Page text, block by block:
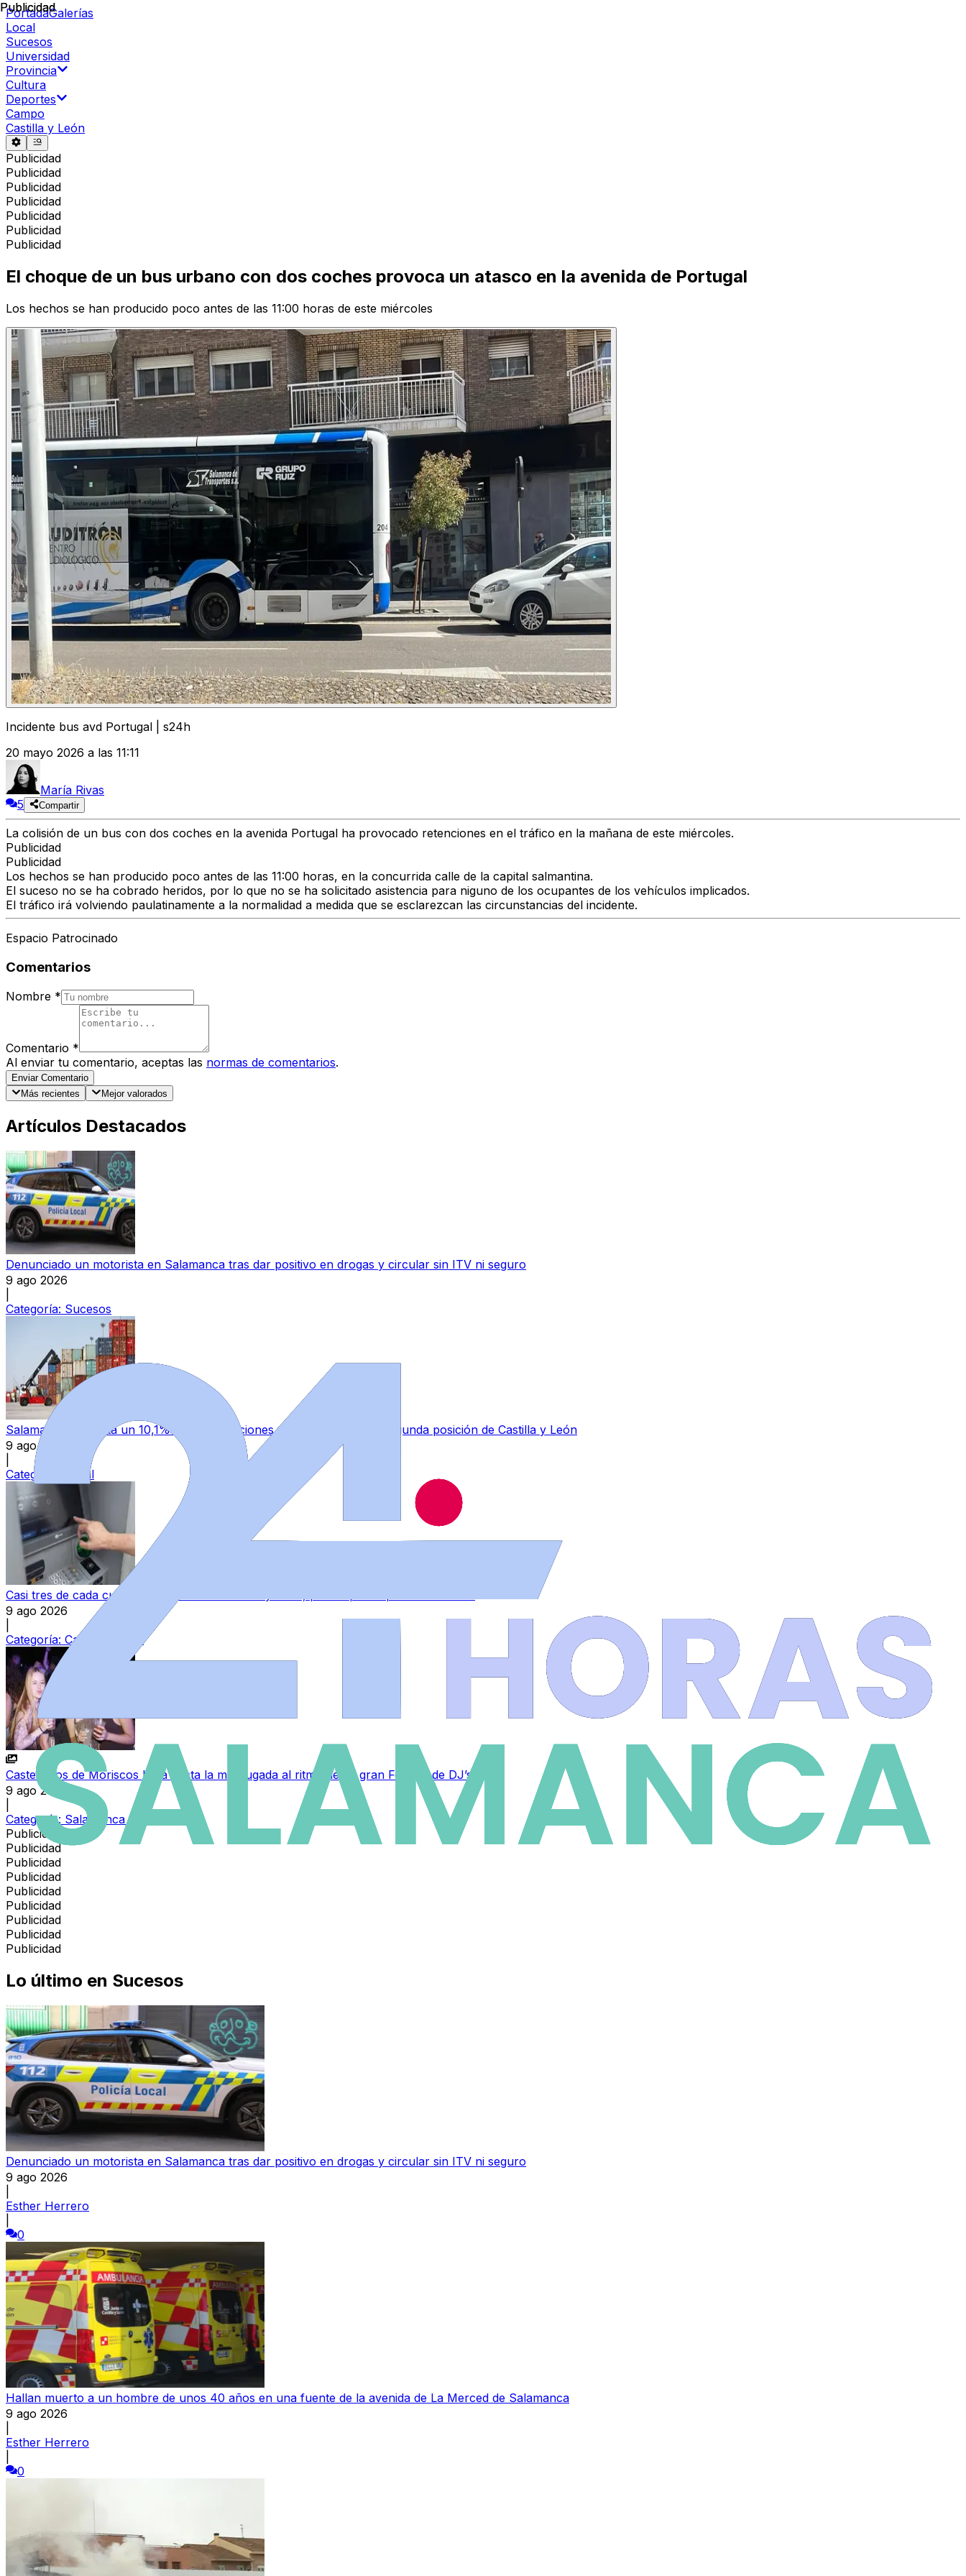
PortadaGalerías
Local
Sucesos
Universidad
Provincia
Cultura
Deportes
Campo
Castilla y León
Publicidad
Publicidad
Publicidad
Publicidad
Publicidad
Publicidad
Publicidad
Publicidad
El choque de un bus urbano con dos coches provoca un atasco en la avenida de Portugal
Los hechos se han producido poco antes de las 11:00 horas de este miércoles
Incidente bus avd Portugal | s24h
20 mayo 2026 a las 11:11
María Rivas
5
Compartir
La colisión de un bus con dos coches en la avenida Portugal ha provocado retenciones en el tráfico en la mañana de este miércoles.
Publicidad
Publicidad
Los hechos se han producido poco antes de las 11:00 horas, en la concurrida calle de la capital salmantina.
El suceso no se ha cobrado heridos, por lo que no se ha solicitado asistencia para niguno de los ocupantes de los vehículos implicados.
El tráfico irá volviendo paulatinamente a la normalidad a medida que se esclarezcan las circunstancias del incidente.
Espacio Patrocinado
Comentarios
Nombre *
Comentario *
Al enviar tu comentario, aceptas las normas de comentarios.
Enviar Comentario
Más recientes
Mejor valorados
Artículos Destacados
Denunciado un motorista en Salamanca tras dar positivo en drogas y circular sin ITV ni seguro
9 ago 2026
Categoría: Sucesos
Salamanca aumenta un 10,1% sus exportaciones y permanece en la segunda posición de Castilla y León
9 ago 2026
Categoría:
Local
Casi tres de cada cuatro ciudadanos de Castilla y León, preocupados por sus ahorros
9 ago 2026
Categoría: Castilla y León
Castellanos de Moriscos baila hasta la madrugada al ritmo de su gran Festival de DJ’s
9 ago 2026
Categoría: Salamanca de Noche
Publicidad
Publicidad
Publicidad
Publicidad
Publicidad
Publicidad
Publicidad
Publicidad
Publicidad
Lo último en Sucesos
Denunciado un motorista en Salamanca tras dar positivo en drogas y circular sin ITV ni seguro
9 ago 2026
Esther Herrero
0
Hallan muerto a un hombre de unos 40 años en una fuente de la avenida de La Merced de Salamanca
9 ago 2026
Esther Herrero
0
Publicidad